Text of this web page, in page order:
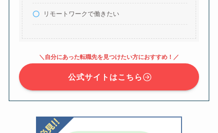
リモートワークで働きたい
＼自分にあった転職先を見つけたい方におすすめ！／
公式サイトはこちら